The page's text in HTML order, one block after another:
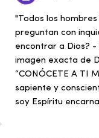
"Todos los
preguntan con
encontrar a Dios? -
imagen exacta de
“CONÓCETE A TI
sapiente y
soy Espíritu